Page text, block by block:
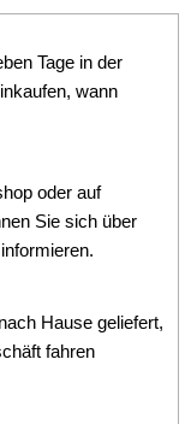
Tage in der
wann
oder auf
Sie sich über
Hause geliefert,
fahren